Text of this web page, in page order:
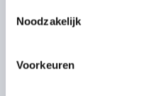
Noodzakelijk
Voorkeuren
03 juli 2025